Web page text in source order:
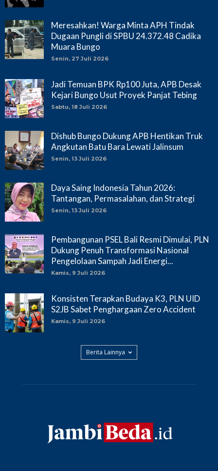
Meresahkan! Warga Minta APH Tindak
Dugaan Pungli di SPBU 24.372.48 Cadika
Muara Bungo
Senin, 27 Juli 2026
Jadi Temuan BPK Rp100 Juta, APB Desak
Kejari Bungo Usut Proyek Panjat Tebing
Sabtu, 18 Juli 2026
Dishub Bungo Dukung APB Hentikan Truk
Angkutan Batu Bara Lewati Jalinsum
Senin, 13 Juli 2026
Daya Saing Indonesia Tahun 2026:
Tantangan, Permasalahan, dan Strategi
Senin, 13 Juli 2026
Pembangunan PSEL Bali Resmi Dimulai, PLN
Dukung Penuh Transformasi Nasional
Pengelolaan Sampah Jadi Energi...
Kamis, 9 Juli 2026
Konsisten Terapkan Budaya K3, PLN UID
S2JB Sabet Penghargaan Zero Accident
Kamis, 9 Juli 2026
Berita Lainnya